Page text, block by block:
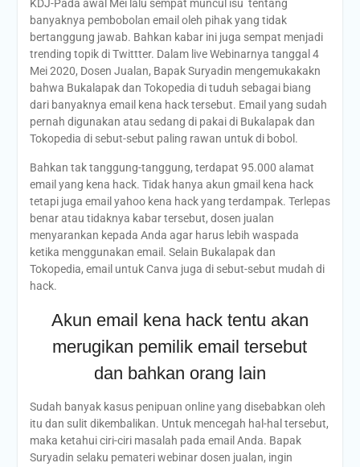
KDJ-Pada awal Mei lalu sempat muncul isu tentang
banyaknya pembobolan email oleh pihak yang tidak
bertanggung jawab. Bahkan kabar ini juga sempat menjadi
trending topik di Twittter. Dalam live Webinarnya tanggal 4
Mei 2020, Dosen Jualan, Bapak Suryadin mengemukakakn
bahwa Bukalapak dan Tokopedia di tuduh sebagai biang
dari banyaknya email kena hack tersebut. Email yang sudah
pernah digunakan atau sedang di pakai di Bukalapak dan
Tokopedia di sebut-sebut paling rawan untuk di bobol.
Bahkan tak tanggung-tanggung, terdapat 95.000 alamat
email yang kena hack. Tidak hanya akun gmail kena hack
tetapi juga email yahoo kena hack yang terdampak. Terlepas
benar atau tidaknya kabar tersebut, dosen jualan
menyarankan kepada Anda agar harus lebih waspada
ketika menggunakan email. Selain Bukalapak dan
Tokopedia, email untuk Canva juga di sebut-sebut mudah di
hack.
Akun email kena hack tentu akan
merugikan pemilik email tersebut
dan bahkan orang lain
Sudah banyak kasus penipuan online yang disebabkan oleh
itu dan sulit dikembalikan. Untuk mencegah hal-hal tersebut,
maka ketahui ciri-ciri masalah pada email Anda. Bapak
Suryadin selaku pemateri webinar dosen jualan, ingin